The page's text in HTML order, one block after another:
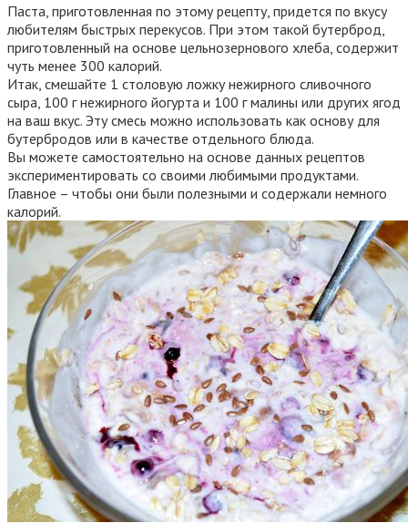
Паста, приготовленная по этому рецепту, придется по вкусу
любителям быстрых перекусов. При этом такой бутерброд,
приготовленный на основе цельнозернового хлеба, содержит
чуть менее 300 калорий.
Итак, смешайте 1 столовую ложку нежирного сливочного
сыра, 100 г нежирного йогурта и 100 г малины или других ягод
на ваш вкус. Эту смесь можно использовать как основу для
бутербродов или в качестве отдельного блюда.
Вы можете самостоятельно на основе данных рецептов
экспериментировать со своими любимыми продуктами.
Главное – чтобы они были полезными и содержали немного
калорий.